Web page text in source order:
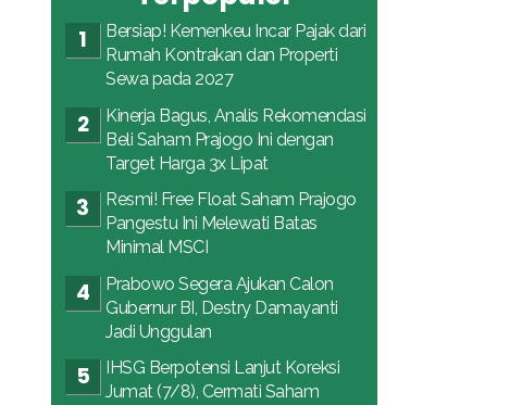
Bersiap! Kemenkeu Incar Pajak dari
Rumah Kontrakan dan Properti
Sewa pada 2027
Kinerja Bagus, Analis Rekomendasi
Beli Saham Prajogo Ini dengan
Target Harga 3x Lipat
Resmi! Free Float Saham Prajogo
Pangestu Ini Melewati Batas
Minimal MSCI
Prabowo Segera Ajukan Calon
Gubernur BI, Destry Damayanti
Jadi Unggulan
IHSG Berpotensi Lanjut Koreksi
Jumat (7/8), Cermati Saham